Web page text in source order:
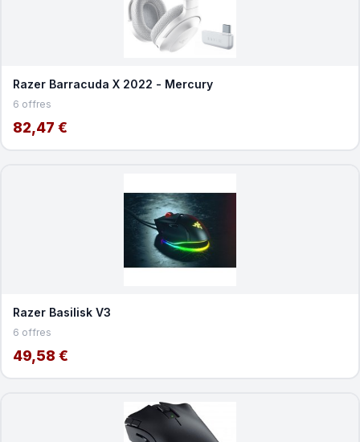
Razer Barracuda X 2022 - Mercury
6 offres
82,47 €
Razer Basilisk V3
6 offres
49,58 €